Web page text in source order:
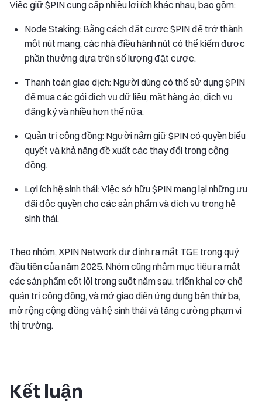
Việc giữ $PIN cung cấp nhiều lợi ích khác nhau, bao gồm:
Node Staking: Bằng cách đặt cược $PIN để trở thành
một nút mạng, các nhà điều hành nút có thể kiếm được
phần thưởng dựa trên số lượng đặt cược.
Thanh toán giao dịch: Người dùng có thể sử dụng $PIN
để mua các gói dịch vụ dữ liệu, mặt hàng ảo, dịch vụ
đăng ký và nhiều hơn thế nữa.
Quản trị cộng đồng: Người nắm giữ $PIN có quyền biểu
quyết và khả năng đề xuất các thay đổi trong cộng
đồng.
Lợi ích hệ sinh thái: Việc sở hữu $PIN mang lại những ưu
đãi độc quyền cho các sản phẩm và dịch vụ trong hệ
sinh thái.
Theo nhóm, XPIN Network dự định ra mắt TGE trong quý
đầu tiên của năm 2025. Nhóm cũng nhắm mục tiêu ra mắt
các sản phẩm cốt lõi trong suốt năm sau, triển khai cơ chế
quản trị cộng đồng, và mở giao diện ứng dụng bên thứ ba,
mở rộng cộng đồng và hệ sinh thái và tăng cường phạm vi
thị trường.
Kết luận